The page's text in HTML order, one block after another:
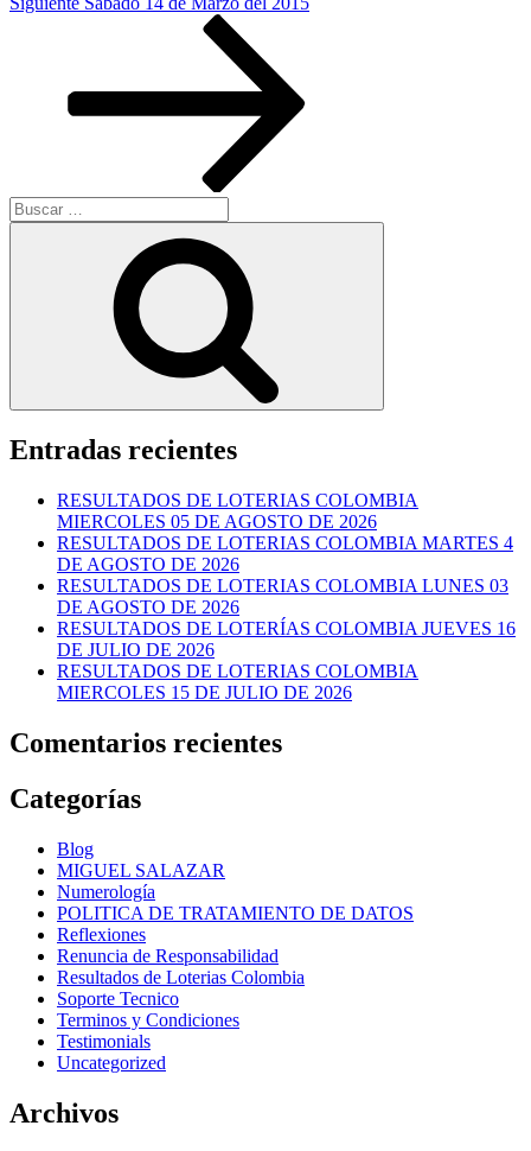
Buscar
por:
Entradas recientes
RESULTADOS DE LOTERIAS COLOMBIA
MIERCOLES 05 DE AGOSTO DE 2026
RESULTADOS DE LOTERIAS COLOMBIA MARTES 4
DE AGOSTO DE 2026
RESULTADOS DE LOTERIAS COLOMBIA LUNES 03
DE AGOSTO DE 2026
RESULTADOS DE LOTERÍAS COLOMBIA JUEVES 16
DE JULIO DE 2026
RESULTADOS DE LOTERIAS COLOMBIA
MIERCOLES 15 DE JULIO DE 2026
Comentarios recientes
Categorías
Blog
MIGUEL SALAZAR
Numerología
POLITICA DE TRATAMIENTO DE DATOS
Reflexiones
Renuncia de Responsabilidad
Resultados de Loterias Colombia
Soporte Tecnico
Terminos y Condiciones
Testimonials
Uncategorized
Archivos